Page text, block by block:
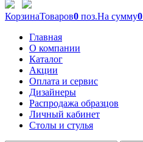
КорзинаТоваров0 поз.На сумму0
Главная
О компании
Каталог
Акции
Оплата и сервис
Дизайнеры
Распродажа образцов
Личный кабинет
Столы и стулья